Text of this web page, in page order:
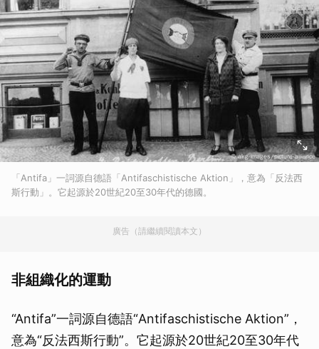
「Antifa」一詞源自德語「Antifaschistische Aktion」，意為「反法西
斯行動」。它起源於20世紀20至30年代的德國。
廣告（請繼續閱讀本文）
非組織化的運動
“Antifa”一詞源自德語“Antifaschistische Aktion”，
意為“反法西斯行動”。它起源於20世紀20至30年代